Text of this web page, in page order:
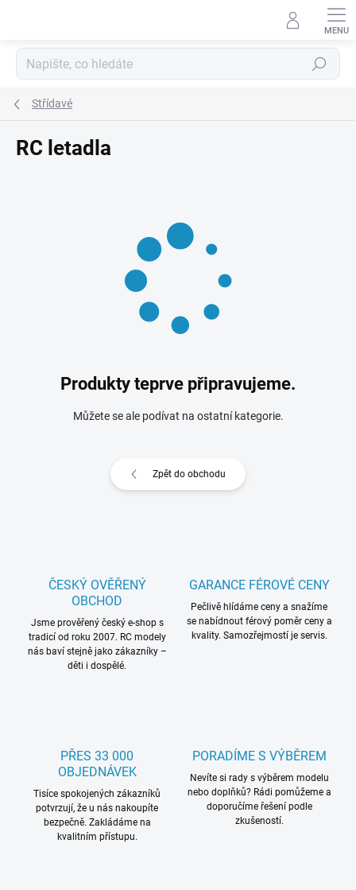
Hledat
Střídavé
RC letadla
Produkty teprve připravujeme.
Můžete se ale podívat na ostatní kategorie.
Zpět do obchodu
ČESKÝ OVĚŘENÝ
OBCHOD
Jsme prověřený český e-shop s
tradicí od roku 2007. RC modely
nás baví stejně jako zákazníky –
děti i dospělé.
GARANCE FÉROVÉ CENY
Pečlivě hlídáme ceny a snažíme
se nabídnout férový poměr ceny a
kvality. Samozřejmostí je servis.
PŘES 33 000
OBJEDNÁVEK
Tisíce spokojených zákazníků
potvrzují, že u nás nakoupíte
bezpečně. Zakládáme na
kvalitním přístupu.
PORADÍME S VÝBĚREM
Nevíte si rady s výběrem modelu
nebo doplňků? Rádi pomůžeme a
doporučíme řešení podle
zkušeností.